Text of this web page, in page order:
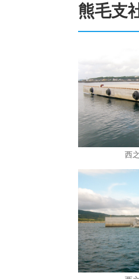
熊毛支
西